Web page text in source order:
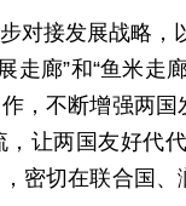
对接发展战略
走廊”和“鱼米
，不断增强两
让两国友好代
密切在联合国